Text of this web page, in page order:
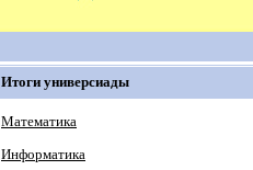
Итоги универсиады
Математика
Информатика